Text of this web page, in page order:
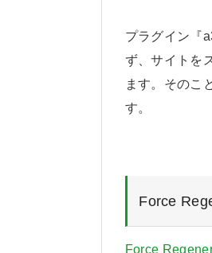
プラグイン『
ず、サイトを
ます。そのこ
す。
Force
Force